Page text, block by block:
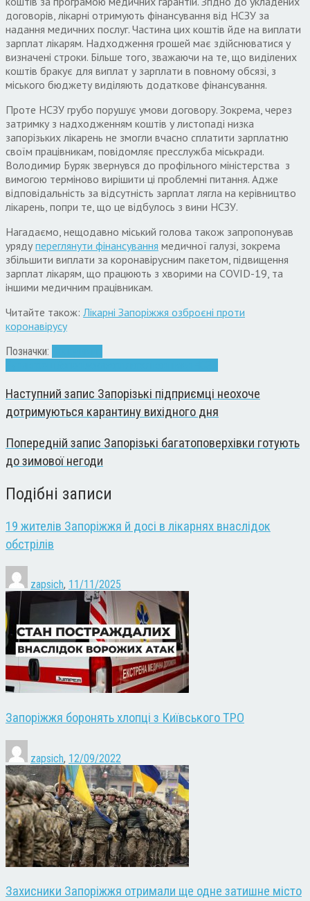
договорів, лікарні отримують фінансування від НСЗУ за
надання медичних послуг. Частина цих коштів йде на виплати
зарплат лікарям. Надходження грошей має здійснюватися у
визначені строки. Більше того, зважаючи на те, що виділених
коштів бракує для виплат у зарплати в повному обсязі, з
міського бюджету виділяють додаткове фінансування.
Проте НСЗУ грубо порушує умови договору. Зокрема, через
затримку з надходженням коштів у листопаді низка
запорізьких лікарень не змогли вчасно сплатити зарплатню
своїм працівникам, повідомляє пресслужба міськради.
Володимир Буряк звернувся до профільного міністерства з
вимогою терміново вирішити ці проблемні питання. Адже
відповідальність за відсутність зарплат лягла на керівництво
лікарень, попри те, що це відбулось з вини НСЗУ.
Нагадаємо, нещодавно міський голова також запропонував
уряду переглянути фінансування медичної галузі, зокрема
збільшити виплати за коронавірусним пакетом, підвищення
зарплат лікарям, що працюють з хворими на COVID-19, та
іншими медичним працівникам.
Читайте також: Лікарні Запоріжжя озброєні проти
коронавірусу
Позначки:
Наступний запис Запорізькі підприємці неохоче
дотримуються карантину вихідного дня
Попередній запис Запорізькі багатоповерхівки готують
до зимової негоди
Подібні записи
19 жителів Запоріжжя й досі в лікарнях внаслідок
обстрілів
zapsich, 11/11/2025
Запоріжжя боронять хлопці з Київського ТРО
zapsich, 12/09/2022
Захисники Запоріжжя отримали ще одне затишне місто